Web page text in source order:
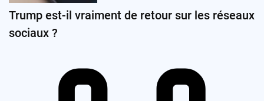
Trump est-il vraiment de retour sur les réseaux
sociaux ?